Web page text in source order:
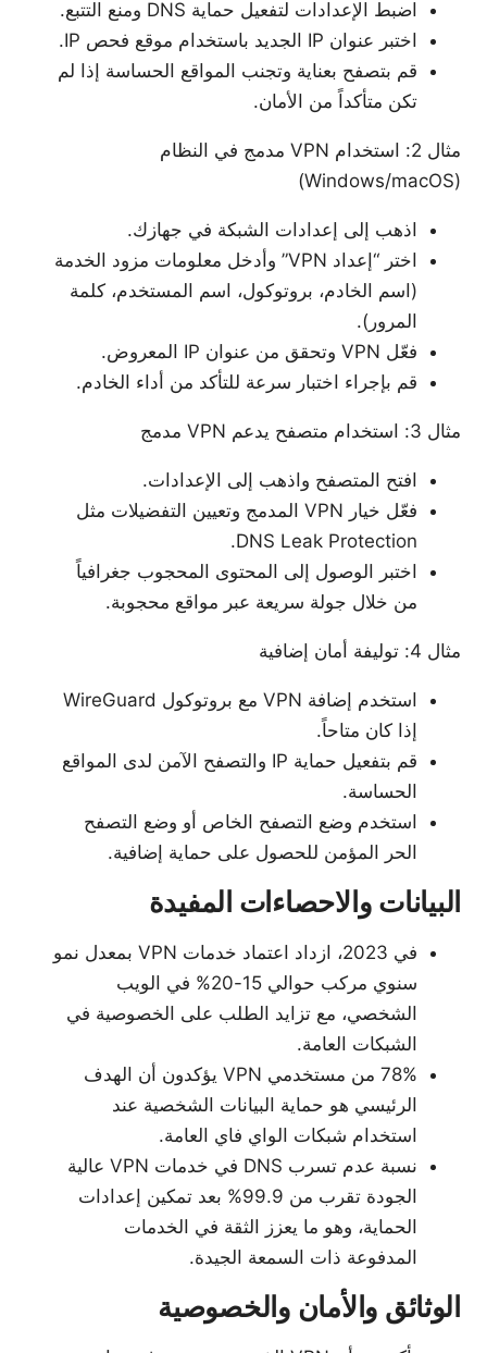
اضبط الإعدادات لتفعيل حماية DNS ومنع التتبع.
اختبر عنوان IP الجديد باستخدام موقع فحص IP.
قم بتصفح بعناية وتجنب المواقع الحساسة إذا لم
تكن متأكداً من الأمان.
مثال 2: استخدام VPN مدمج في النظام
(Windows/macOS)
اذهب إلى إعدادات الشبكة في جهازك.
اختر “إعداد VPN” وأدخل معلومات مزود الخدمة
(اسم الخادم، بروتوكول، اسم المستخدم، كلمة
المرور).
فعّل VPN وتحقق من عنوان IP المعروض.
قم بإجراء اختبار سرعة للتأكد من أداء الخادم.
مثال 3: استخدام متصفح يدعم VPN مدمج
افتح المتصفح واذهب إلى الإعدادات.
فعّل خيار VPN المدمج وتعيين التفضيلات مثل
DNS Leak Protection.
اختبر الوصول إلى المحتوى المحجوب جغرافياً
من خلال جولة سريعة عبر مواقع محجوبة.
مثال 4: توليفة أمان إضافية
استخدم إضافة VPN مع بروتوكول WireGuard
إذا كان متاحاً.
قم بتفعيل حماية IP والتصفح الآمن لدى المواقع
الحساسة.
استخدم وضع التصفح الخاص أو وضع التصفح
الحر المؤمن للحصول على حماية إضافية.
البيانات والاحصاءات المفيدة
في 2023، ازداد اعتماد خدمات VPN بمعدل نمو
سنوي مركب حوالي 15-20% في الويب
الشخصي، مع تزايد الطلب على الخصوصية في
الشبكات العامة.
78% من مستخدمي VPN يؤكدون أن الهدف
الرئيسي هو حماية البيانات الشخصية عند
استخدام شبكات الواي فاي العامة.
نسبة عدم تسرب DNS في خدمات VPN عالية
الجودة تقرب من 99.9% بعد تمكين إعدادات
الحماية، وهو ما يعزز الثقة في الخدمات
المدفوعة ذات السمعة الجيدة.
الوثائق والأمان والخصوصية